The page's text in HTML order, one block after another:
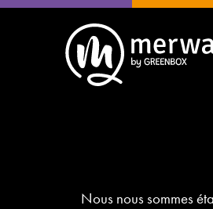
Nous nous sommes